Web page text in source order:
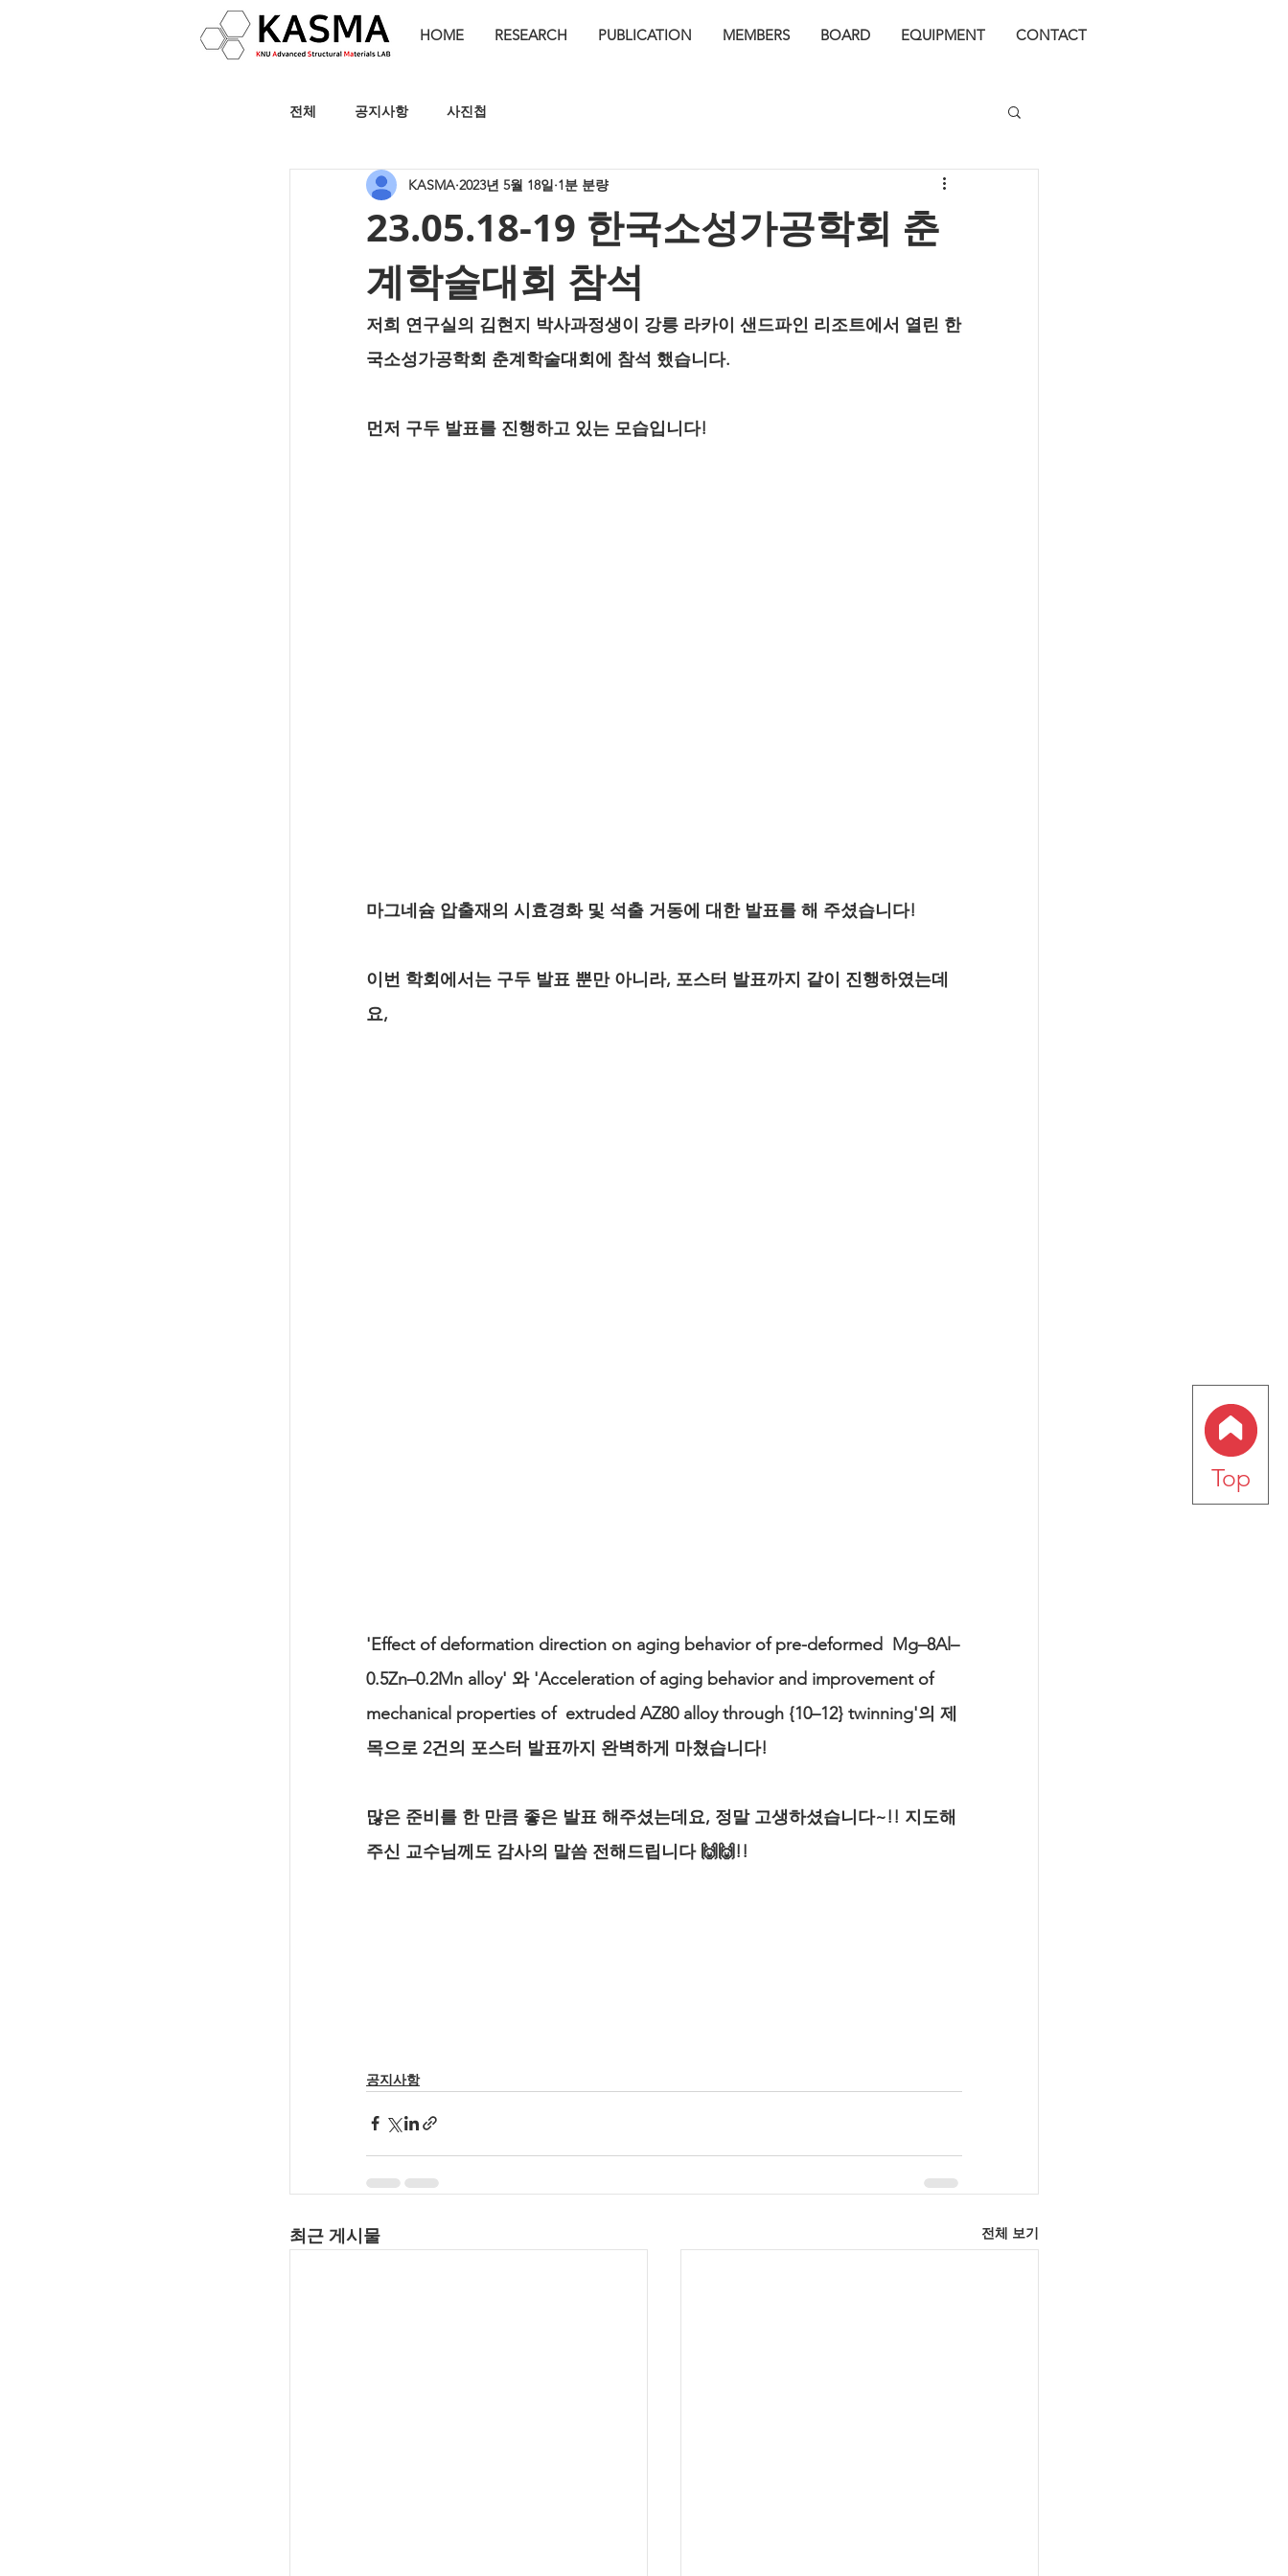
HOME RESEARCH PUBLICATION MEMBERS BOARD EQUIPMENT CONTACT
Top
전체 공지사항 사진첩
23.05.18-19 한국소성가공학회 춘
계학술대회 참석
KASMA 2023년 5월 18일 1분 분량
저희 연구실의 김현지 박사과정생이 강릉 라카이 샌드파인 리조트에서 열린 한
국소성가공학회 춘계학술대회에 참석 했습니다.
먼저 구두 발표를 진행하고 있는 모습입니다!
마그네슘 압출재의 시효경화 및 석출 거동에 대한 발표를 해 주셨습니다!
이번 학회에서는 구두 발표 뿐만 아니라, 포스터 발표까지 같이 진행하였는데
요,
'Effect of deformation direction on aging behavior of pre-deformed  Mg–8Al–
0.5Zn–0.2Mn alloy' 와 'Acceleration of aging behavior and improvement of
mechanical properties of  extruded AZ80 alloy through {10–12} twinning'의 제
목으로 2건의 포스터 발표까지 완벽하게 마쳤습니다!
많은 준비를 한 만큼 좋은 발표 해주셨는데요, 정말 고생하셨습니다~!! 지도해
주신 교수님께도 감사의 말씀 전해드립니다 🙌🙌!!
공지사항
최근 게시물 전체 보기